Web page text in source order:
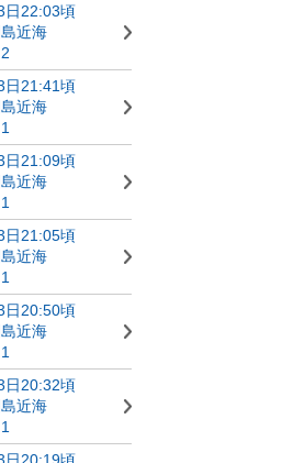
日22:03頃
近海
日21:41頃
近海
日21:09頃
近海
日21:05頃
近海
日20:50頃
近海
日20:32頃
近海
日20:19頃